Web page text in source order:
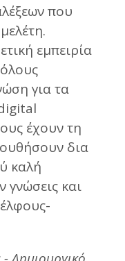
που
εμπειρία
για τα
έχουν τη
δια
καλή
γνώσεις και